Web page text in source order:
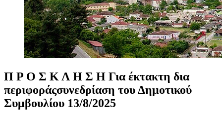
Π Ρ Ο Σ Κ Λ Η Σ Η Για έκτακτη δια
περιφοράςσυνεδρίαση τουΔημοτικού
Συμβουλίου 13/8/2025